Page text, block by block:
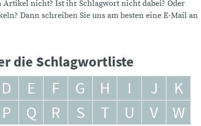
Artikel nicht? Ist ihr Schlagwort nicht dabei? Oder
Dann schreiben Sie uns am besten eine E-Mail an
die Schlagwortliste
D E F G H I J
K
P Q R S T U V
W